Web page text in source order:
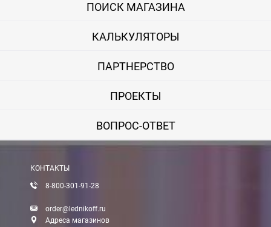
ПОИСК МАГАЗИНА
КАЛЬКУЛЯТОРЫ
ПАРТНЕРСТВО
ПРОЕКТЫ
ВОПРОС-ОТВЕТ
КОНТАКТЫ
8-800-301-91-28
order@lednikoff.ru
Адреса магазинов